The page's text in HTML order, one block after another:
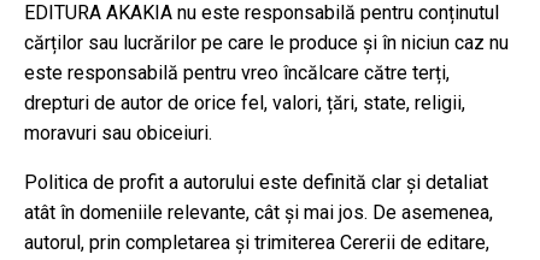
EDITURA AKAKIA nu este responsabilă pentru conținutul
cărților sau lucrărilor pe care le produce și în niciun caz nu
este responsabilă pentru vreo încălcare către terți,
drepturi de autor de orice fel, valori, țări, state, religii,
moravuri sau obiceiuri.
Politica de profit a autorului este definită clar și detaliat
atât în domeniile relevante, cât și mai jos. De asemenea,
autorul, prin completarea și trimiterea Cererii de editare,